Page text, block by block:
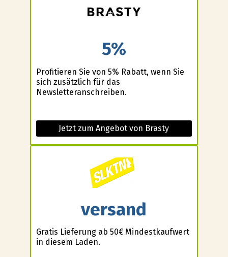
5%
Profitieren Sie von 5% Rabatt, wenn Sie
sich zusätzlich für das
Newsletteranschreiben.
Jetzt zum Angebot von Brasty
versand
Gratis Lieferung ab 50€ Mindestkaufwert
in diesem Laden.